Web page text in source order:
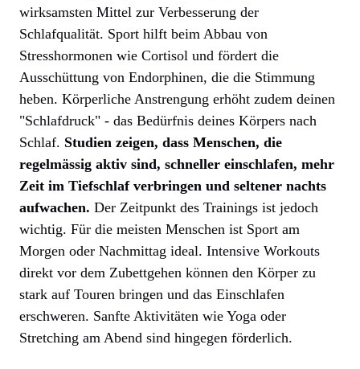
wirksamsten Mittel zur Verbesserung der
Schlafqualität. Sport hilft beim Abbau von
Stresshormonen wie Cortisol und fördert die
Ausschüttung von Endorphinen, die die Stimmung
heben. Körperliche Anstrengung erhöht zudem deinen
"Schlafdruck" - das Bedürfnis deines Körpers nach
Schlaf. Studien zeigen, dass Menschen, die
regelmässig aktiv sind, schneller einschlafen, mehr
Zeit im Tiefschlaf verbringen und seltener nachts
aufwachen. Der Zeitpunkt des Trainings ist jedoch
wichtig. Für die meisten Menschen ist Sport am
Morgen oder Nachmittag ideal. Intensive Workouts
direkt vor dem Zubettgehen können den Körper zu
stark auf Touren bringen und das Einschlafen
erschweren. Sanfte Aktivitäten wie Yoga oder
Stretching am Abend sind hingegen förderlich.